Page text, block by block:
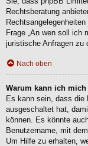
Rechtsberatung
Frage „An wen soll ich
juristische Anfragen zu
Nach oben
Warum kann ich
Es kann sein, dass die
ausgeschaltet hat,
können. Es könnte
Benutzername, mit
Um Hilfe zu erhalten,